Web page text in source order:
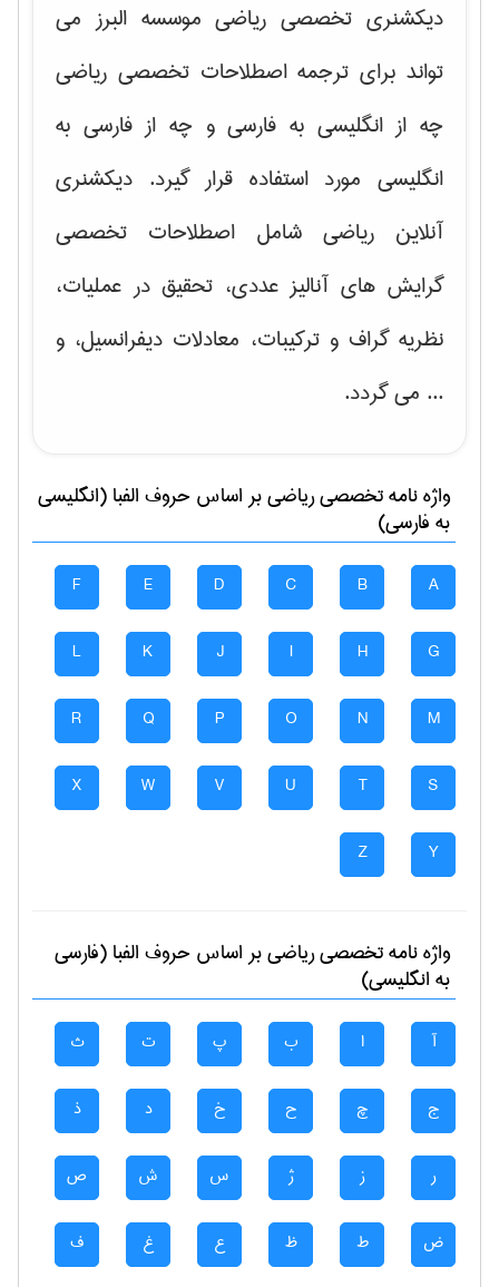
دیکشنری تخصصی ریاضی موسسه البرز می
تواند برای ترجمه اصطلاحات تخصصی ریاضی
چه از انگلیسی به فارسی و چه از فارسی به
انگلیسی مورد استفاده قرار گیرد. دیکشنری
آنلاین ریاضی شامل اصطلاحات تخصصی
گرایش های آنالیز عددی، تحقیق در عملیات،
نظریه گراف و تركیبات، معادلات دیفرانسیل، و
... می گردد.
واژه نامه تخصصیرياضیبر اساس حروف الفبا (انگلیسی
به فارسی)
A
B
C
D
E
F
G
H
I
J
K
L
M
N
O
P
Q
R
S
T
U
V
W
X
Y
Z
واژه نامه تخصصیرياضیبر اساس حروف الفبا (فارسی
به انگلیسی)
آ ا ب پ ت ث
ج چ ح خ د ذ
ر ز ژ س ش ص
ض ط ظ ع غ ف